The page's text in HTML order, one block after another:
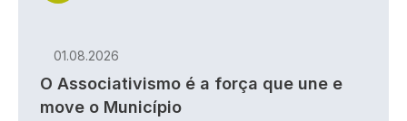
01.08.2026
O Associativismo é a força que une e
move o Município